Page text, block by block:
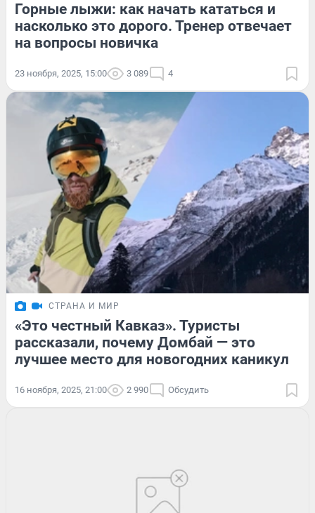
Горные лыжи: как начать кататься и
насколько это дорого. Тренер отвечает
на вопросы новичка
23 ноября, 2025, 15:00 3 089 4
СТРАНА И МИР
«Это честный Кавказ». Туристы
рассказали, почему Домбай — это
лучшее место для новогодних каникул
16 ноября, 2025, 21:00 2 990 Обсудить